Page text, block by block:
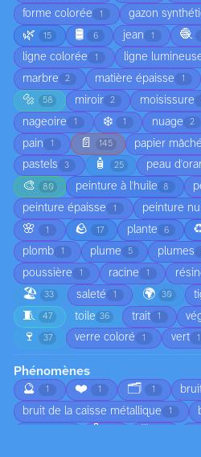
forme colorée 1 gazon
🌿 15 🛢️ 6 jean 1 🧶
ligne colorée 1 ligne
marbre 2 matière épaisse 1
🔩 58 miroir 2 moisissure
nageoire 1 ❄️ 1 nuage 2
pain 1 📄 145 papier
pastels 3 🧴 25 peau
🎨 80 peinture à l'huile 8
peinture épaisse 1 peinture
🌸 1 🪨 17 plante 6
plomb 1 plume 5 plumes
poussière 1 racine 1
🏖️ 33 saleté 1 🌍 30
🧵 47 toile 36 trait 1
🍷 37 verre coloré 1 vert 1
Phénomènes
🔮
1 ❤️ 1 🗂️ 1
bruit de la caisse métallique 1